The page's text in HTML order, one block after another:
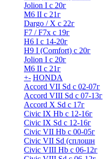
Jolion I с 20г
M6 II с 21г
Dargo / Х с 22г
F7 / F7x с 19г
H6 I с 14-20г
H9 I (Comfort) с 20г
Jolion I с 20г
M6 II с 21г
+- HONDA
Accord VII Sd с 02-07г
Accord VIII Sd с 07-13г
Accord X Sd с 17г
Civic IX Hb с 12-16г
Civic IX Sd c 12-16г
Civic VII Hb с 00-05г
Civic VII Sd (сплошн
Civic VIII Hb с 06-12г